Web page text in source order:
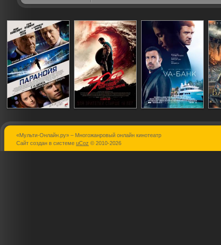
Паранойя
300 спартанцев:
«Мульти-Онлайн.ру» – Многожанровый онлайн кинотеатр
Сайт создан в системе uCoz © 2010-2026